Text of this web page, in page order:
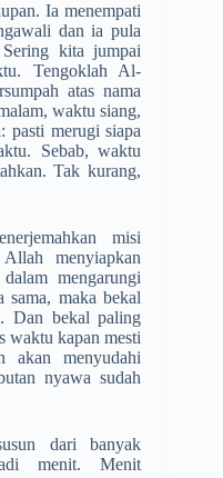
Ia menempati
dan ia pula
kita jumpai
Tengoklah Al-
atas nama
waktu siang,
merugi siapa
Sebab, waktu
Tak kurang,
misi
menyiapkan
mengarungi
sama, maka bekal
Dan bekal paling
waktu kapan mesti
akan menyudahi
nyawa sudah
dari banyak
menit. Menit